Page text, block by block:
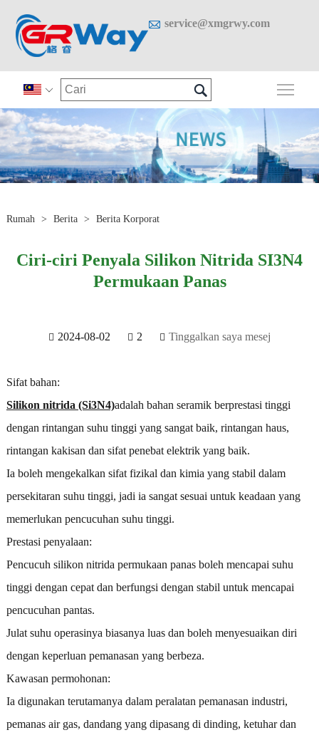
 service@xmgrwy.com
 
Rumah > Berita > Berita Korporat
Ciri-ciri Penyala Silikon Nitrida SI3N4
Permukaan Panas
2024-08-02 2 Tinggalkan saya mesej
Sifat bahan:
Silikon nitrida (Si3N4)adalah bahan seramik berprestasi tinggi
dengan rintangan suhu tinggi yang sangat baik, rintangan haus,
rintangan kakisan dan sifat penebat elektrik yang baik.
Ia boleh mengekalkan sifat fizikal dan kimia yang stabil dalam
persekitaran suhu tinggi, jadi ia sangat sesuai untuk keadaan yang
memerlukan pencucuhan suhu tinggi.
Prestasi penyalaan:
Pencucuh silikon nitrida permukaan panas boleh mencapai suhu
tinggi dengan cepat dan berfungsi dengan stabil untuk mencapai
pencucuhan pantas.
Julat suhu operasinya biasanya luas dan boleh menyesuaikan diri
dengan keperluan pemanasan yang berbeza.
Kawasan permohonan:
Ia digunakan terutamanya dalam peralatan pemanasan industri,
pemanas air gas, dandang yang dipasang di dinding, ketuhar dan